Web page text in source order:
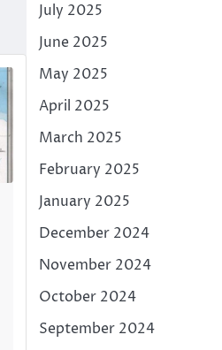
July 2025
June 2025
May 2025
April 2025
March 2025
February 2025
January 2025
December 2024
November 2024
October 2024
September 2024